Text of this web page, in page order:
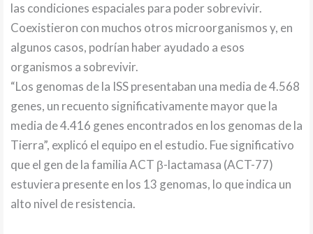
las condiciones espaciales para poder sobrevivir.
Coexistieron con muchos otros microorganismos y, en
algunos casos, podrían haber ayudado a esos
organismos a sobrevivir.
“Los genomas de la ISS presentaban una media de 4.568
genes, un recuento significativamente mayor que la
media de 4.416 genes encontrados en los genomas de la
Tierra”, explicó el equipo en el estudio. Fue significativo
que el gen de la familia ACT β-lactamasa (ACT-77)
estuviera presente en los 13 genomas, lo que indica un
alto nivel de resistencia.